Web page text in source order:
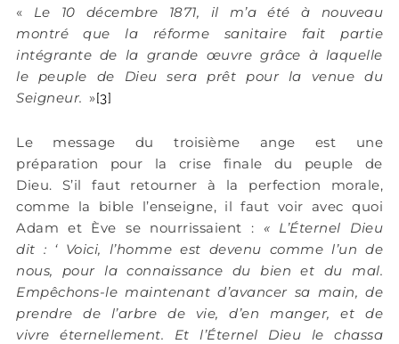
« Le 10 décembre 1871, il m’a été à nouveau
montré que la réforme sanitaire fait partie
intégrante de la grande œuvre grâce à laquelle
le peuple de Dieu sera prêt pour la venue du
Seigneur. »[3]
Le message du troisième ange est une
préparation pour la crise finale du peuple de
Dieu. S’il faut retourner à la perfection morale,
comme la bible l’enseigne, il faut voir avec quoi
Adam et Ève se nourrissaient : « L’Éternel Dieu
dit : ‘ Voici, l’homme est devenu comme l’un de
nous, pour la connaissance du bien et du mal.
Empêchons-le maintenant d’avancer sa main, de
prendre de l’arbre de vie, d’en manger, et de
vivre éternellement. Et l’Éternel Dieu le chassa